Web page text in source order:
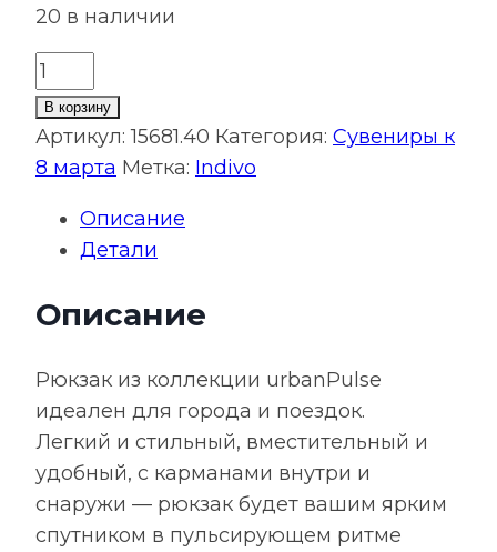
20 в наличии
Количество
товара
Рюкзак
urbanPulse,
В корзину
Артикул:15681.40 Категория: Сувениры к
8 марта Метка: Indivo
Описание
Детали
Описание
Рюкзак из коллекции urbanPulse
идеален для города и поездок.
Легкий и стильный, вместительный и
удобный, с карманами внутри и
снаружи — рюкзак будет вашим ярким
спутником в пульсирующем ритме